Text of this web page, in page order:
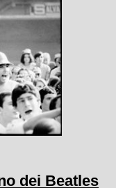
dei Beatles